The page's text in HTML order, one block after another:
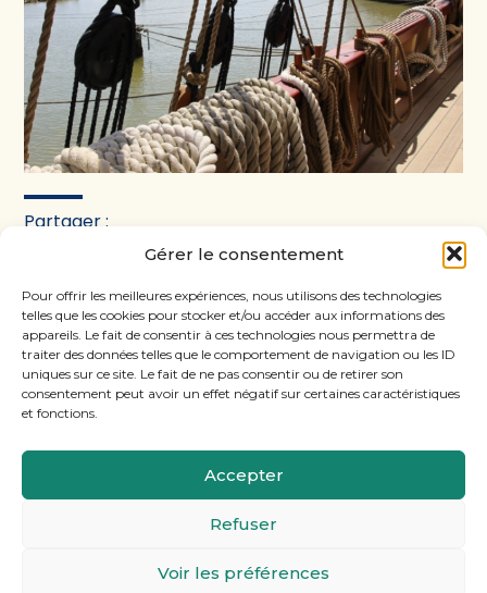
Gérer le consentement
Pour offrir les meilleures expériences, nous utilisons des technologies
telles que les cookies pour stocker et/ou accéder aux informations des
appareils. Le fait de consentir à ces technologies nous permettra de
traiter des données telles que le comportement de navigation ou les ID
uniques sur ce site. Le fait de ne pas consentir ou de retirer son
consentement peut avoir un effet négatif sur certaines caractéristiques
et fonctions.
Accepter
Refuser
Voir les préférences
Partager :
FaceBook
TwitterLinkedIn
Footer
11, rue Laugier, 75017 PARIS
MENTIONS LÉGALES